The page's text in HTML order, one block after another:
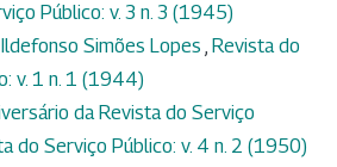
Público: v. 3 n. 3 (1945)
Ildefonso Simões Lopes , Revista do
v. 1 n. 1 (1944)
da Revista do Serviço
do Serviço Público: v. 4 n. 2 (1950)